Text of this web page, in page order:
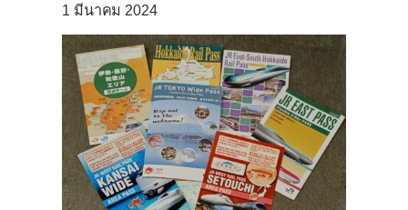
1 มีนาคม 2024